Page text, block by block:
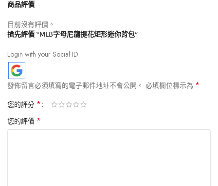
商品評價
目前沒有評價。
搶先評價 “MLB字母尼龍提花矩形迷你背包”
Login with your Social ID
發佈留言必須填寫的電子郵件地址不會公開。 必填欄位標示為 *
您的評分 *
您的評價 *